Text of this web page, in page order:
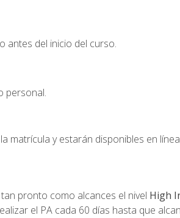
antes del inicio del curso.
personal.
matrícula y estarán disponibles en
pronto como alcances el nivel High
el PA cada 60 días hasta que